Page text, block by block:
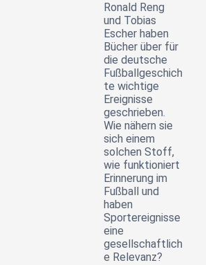
Ronald Reng
und Tobias
Escher haben
Bücher über für
die deutsche
Fußballgeschich
te wichtige
Ereignisse
geschrieben.
Wie nähern sie
sich einem
solchen Stoff,
wie funktioniert
Erinnerung im
Fußball und
haben
Sportereignisse
eine
gesellschaftlich
e Relevanz?